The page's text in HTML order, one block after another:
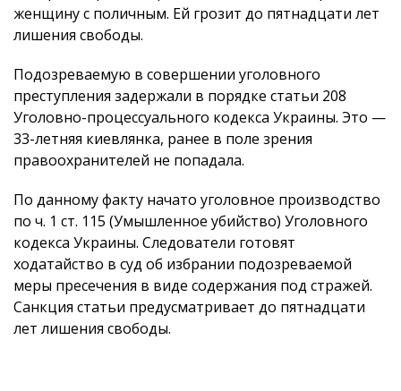
женщину с поличным. Ей грозит до пятнадцати лет
лишения свободы.
Подозреваемую в совершении уголовного
преступления задержали в порядке статьи 208
Уголовно-процессуального кодекса Украины. Это —
33-летняя киевлянка, ранее в поле зрения
правоохранителей не попадала.
По данному факту начато уголовное производство
по ч. 1 ст. 115 (Умышленное убийство) Уголовного
кодекса Украины. Следователи готовят
ходатайство в суд об избрании подозреваемой
меры пресечения в виде содержания под стражей.
Санкция статьи предусматривает до пятнадцати
лет лишения свободы.